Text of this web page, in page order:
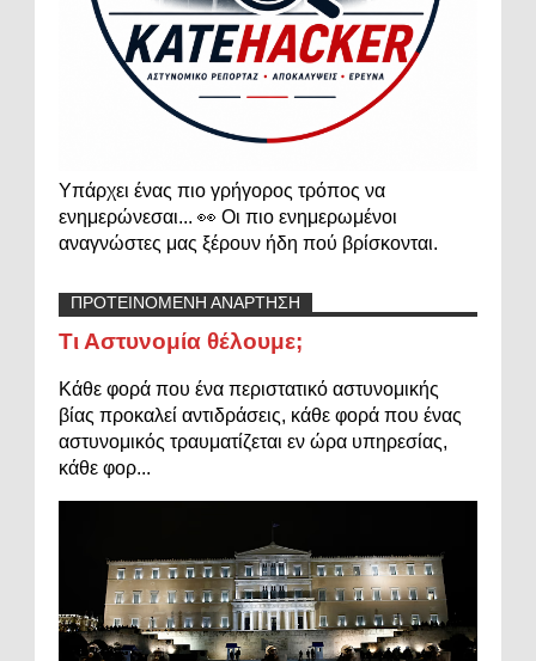
Υπάρχει ένας πιο γρήγορος τρόπος να
ενημερώνεσαι... 👀 Οι πιο ενημερωμένοι
αναγνώστες μας ξέρουν ήδη πού βρίσκονται.
ΠΡΟΤΕΙΝΟΜΕΝΗ ΑΝΑΡΤΗΣΗ
Τι Αστυνομία θέλουμε;
Κάθε φορά που ένα περιστατικό αστυνομικής
βίας προκαλεί αντιδράσεις, κάθε φορά που ένας
αστυνομικός τραυματίζεται εν ώρα υπηρεσίας,
κάθε φορ...